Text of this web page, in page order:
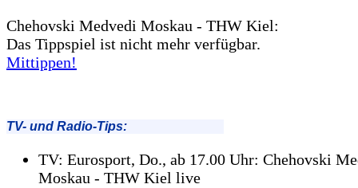
Chehovski Medvedi Moskau - THW Kiel:
Das Tippspiel ist nicht mehr verfügbar.
Mittippen!
TV- und Radio-Tips:
TV: Eurosport, Do., ab 17.00 Uhr: Chehovski
Moskau - THW Kiel live